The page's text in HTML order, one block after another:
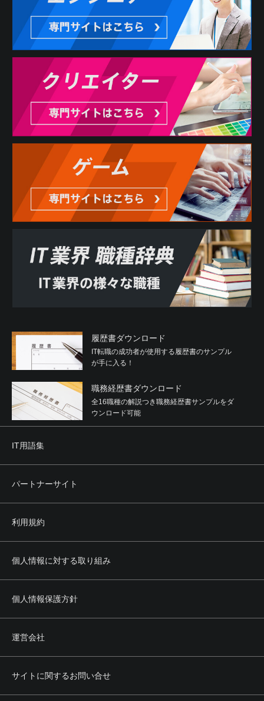
ような情報を提供するかを任意に選択することができま
す。ただし、当社が必要と判断する情報が提供されない場
合には、本サービスの全部または一部を利用できない場合
があります。
第3条 反社会的勢力の排除
1. 利用者は、現在、暴力団、暴力団員、暴力団員でなくな
った時から5年を経過しない者、暴力団準構成員、暴力団関
係企業、総会屋等、社会運動等標ぼうゴロ、特殊知能暴力
集団その他これらに準ずる者（総称して以下、反社会的勢
力といいます。）に該当せず、かつ、次のいずれにも該当
しないことを表明し、また、将来にわたってもこれらに該
当しないことを確約するものとします。
(1) 反社会的勢力が経営を支配していると認められる関係を
有すること
(2) 反社会的勢力が経営に実質的に関与していると認められ
る関係を有すること
(3) 自己もしくは第三者の不正の利益を図る目的または第三
者に損害を加える目的をもってするなど、不当に反社会的
勢力を利用していると認められる関係を有すること
(4) 反社会的勢力に対して資金等を提供し、または便宜を供
与するなどの関与をしていると認められる関係を有するこ
(5) 役員または経営に実質的に関与している者が反社会的勢
力と社会的に非難されるべき関係を有すること
該当する行為を行わないことを確約するものとします。
(1) 暴力的な要求行為
(2) 法的な責任を超えた不当な要求行為
(3) 取引に関して、脅迫的な言動をし、または暴力を用いる
(4) 風説を流布し、偽計を用いまたは威力を用いて当社、他
の利用者、その他第三者の信用を毀損し、または当社、他
の利用者、その他第三者の業務を妨害する行為
(5) その他前各号に準ずる行為
第4条 禁止事項
利用者は、本サービスの利用にあたり、次のいずれの行為
せん。
(3) 法令もしくは公序良俗に反し、またはそのおそれのある
シー権、肖像権その他の権利を侵害する行為
これを誹謗中傷する行為
(6) 本サービスの正常かつ円滑な運営を妨げる行為
その他当社が不適切と認める行為
1. 本サービスによって提供される文章、画像その他あらゆ
る情報の著作権その他の知的財産権は、当社その他の正当
な権利者に帰属します。
2. 利用者は、前項の権利者からの事前の承認なく、前項の
履歴書ダウンロード
IT転職の成功者が使用する履歴書のサンプル
が手に入る！
職務経歴書ダウンロード
全16職種の解説つき職務経歴書サンプルをダ
ウンロード可能
IT用語集
パートナーサイト
利用規約
個人情報に対する取り組み
個人情報保護方針
運営会社
サイトに関するお問い合せ